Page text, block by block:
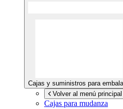
Cajas y suministros para
Volver al menú principal
Cajas para mudanza